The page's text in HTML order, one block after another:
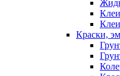
Краски,